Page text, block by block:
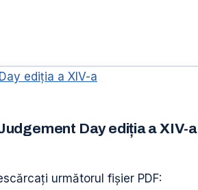
Day ediția a XIV-a
următorul fișier PDF: